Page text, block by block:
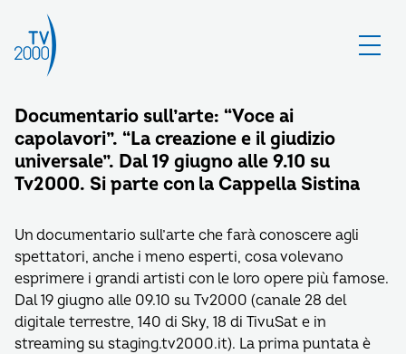
Documentario sull’arte: “Voce ai
capolavori”. “La creazione e il giudizio
universale”. Dal 19 giugno alle 9.10 su
Tv2000. Si parte con la Cappella Sistina
Un documentario sull’arte che farà conoscere agli
spettatori, anche i meno esperti, cosa volevano
esprimere i grandi artisti con le loro opere più famose.
Dal 19 giugno alle 09.10 su Tv2000 (canale 28 del
digitale terrestre, 140 di Sky, 18 di TivuSat e in
streaming su staging.tv2000.it). La prima puntata è